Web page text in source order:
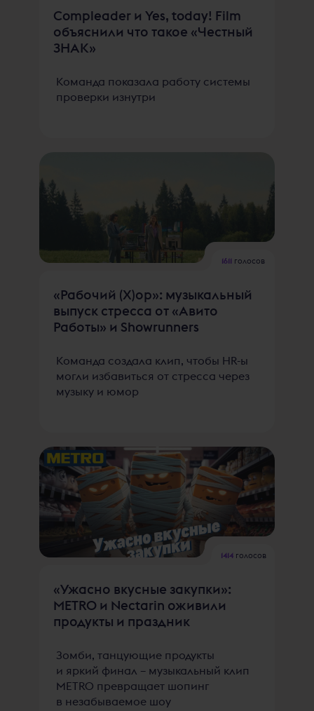
Compleader и Yes, today! Film
объяснили что такое «Честный
ЗНАК»
Команда показала работу системы
проверки изнутри
1611 голосов
«Рабочий (Х)ор»: музыкальный
выпуск стресса от «Авито
Работы» и Showrunners
Команда создала клип, чтобы HR-ы
могли избавиться от стресса через
музыку и юмор
1414голосов
«Ужасно вкусные закупки»:
METRO и Nectarin оживили
продукты и праздник
Зомби, танцующие продукты
и яркий финал – музыкальный клип
METRO превращает шопинг
в незабываемое шоу